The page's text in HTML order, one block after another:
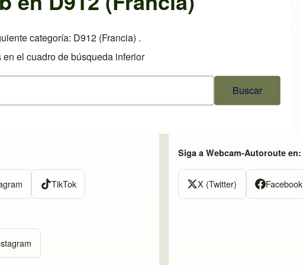
categoría: D912 (Francia) .
el cuadro de búsqueda inferior
TikTok
Siga a Webcam-Autoroute en:
X (Twitter) Facebook